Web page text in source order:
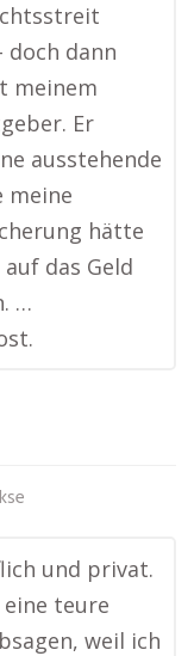
doch dann
meinem
Er
ausstehende
meine
hätte
das Geld
…
und privat.
teure
weil ich